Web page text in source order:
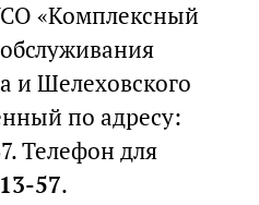
«Комплексный
и Шелеховского
по адресу:
Телефон для
57.